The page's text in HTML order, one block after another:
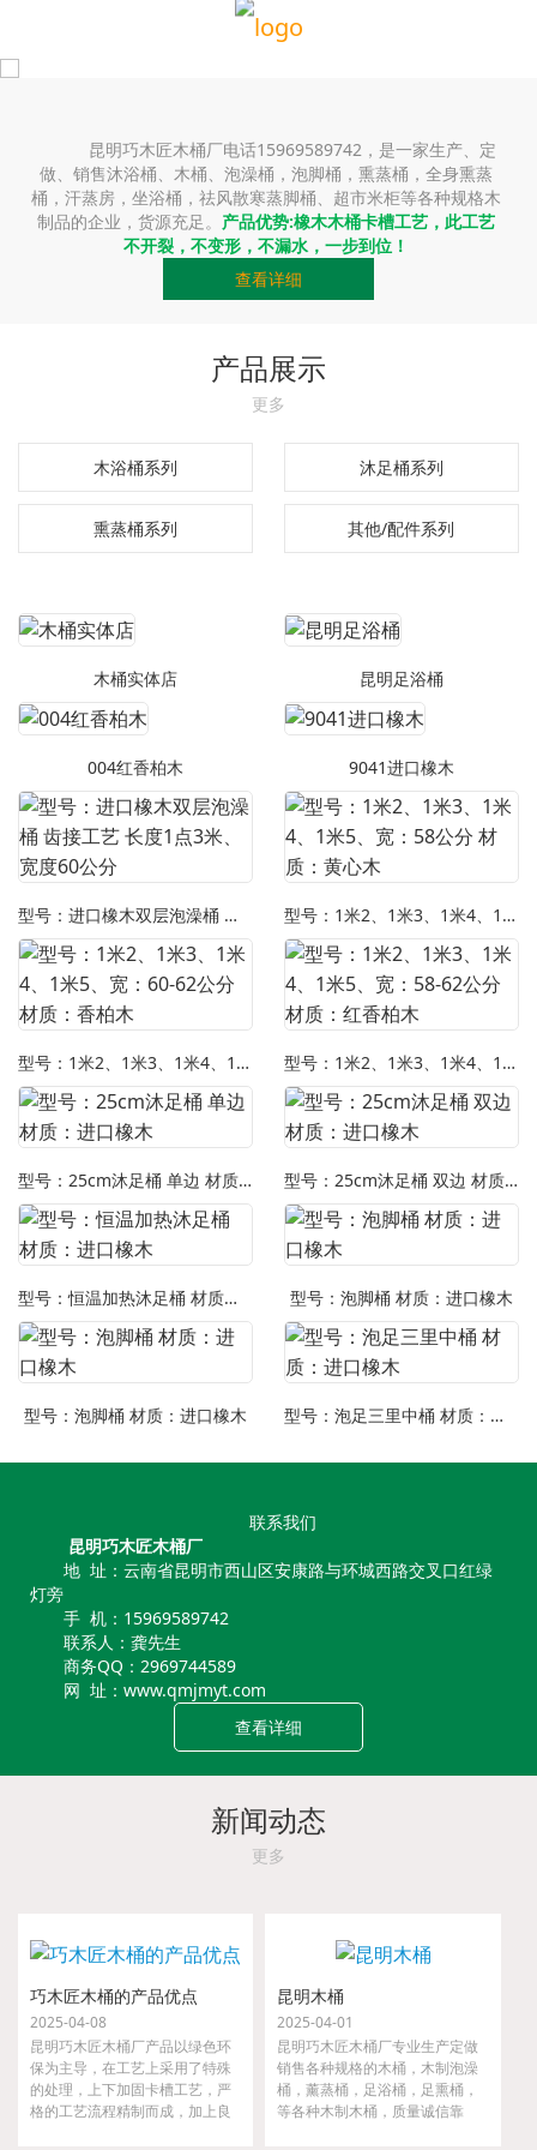
昆明巧木匠木桶厂电话15969589742，是一家生产、定
做、销售沐浴桶、木桶、泡澡桶，泡脚桶，熏蒸桶，全身熏蒸
桶，汗蒸房，坐浴桶，祛风散寒蒸脚桶、超市米柜等各种规格木
制品的企业，货源充足。 产品优势:橡木木桶卡槽工艺，此工艺
不开裂，不变形，不漏水，一步到位！
查看详细
产品展示
更多
木浴桶系列 沐足桶系列
熏蒸桶系列 其他/配件系列
木桶实体店 昆明足浴桶
004红香柏木 9041进口橡木
型号：进口橡木双层泡澡桶 齿接工艺 长度1点3米、宽度60公分 型号：1米2、1米3、1米4、1米5、宽：58公分 材质：黄心木
型号：1米2、1米3、1米4、1米5、宽：60-62公分 材质：香柏木 型号：1米2、1米3、1米4、1米5、宽：58-62公分 材质：红香柏木
型号：25cm沐足桶 单边 材质：进口橡木 型号：25cm沐足桶 双边 材质：进口橡木
型号：恒温加热沐足桶 材质：进口橡木 型号：泡脚桶 材质：进口橡木
型号：泡脚桶 材质：进口橡木 型号：泡足三里中桶 材质：进口橡木
联系我们
昆明巧木匠木桶厂
地 址：云南省昆明市西山区安康路与环城西路交叉口红绿
灯旁
手 机：15969589742
联系人：龚先生
商务QQ：2969744589
网 址：www.qmjmyt.com
查看详细
新闻动态
更多
巧木匠木桶的产品优点
2025-04-08
昆明巧木匠木桶厂产品以绿色环
保为主导，在工艺上采用了特殊
的处理，上下加固卡槽工艺，严
格的工艺流程精制而成，加上良
昆明木桶
2025-04-01
昆明巧木匠木桶厂专业生产定做
销售各种规格的木桶，木制泡澡
桶，薰蒸桶，足浴桶，足熏桶，
等各种木制木桶，质量诚信靠